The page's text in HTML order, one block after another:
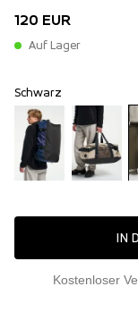
120 EUR
Auf Lager
Schwarz
IN
Kostenloser